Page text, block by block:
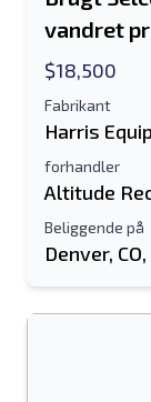
vandret
$18,500
Fabrikant
Harris
forhandler
Altitude
Beliggende på
Denver, CO,